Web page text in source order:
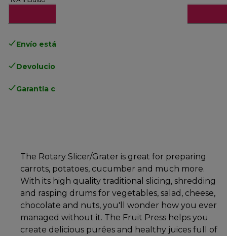
Envío estándar gratuito
Devoluciones gratuitas
Garantía completa
The Rotary Slicer/Grater is great for preparing
carrots, potatoes, cucumber and much more.
With its high quality traditional slicing, shredding
and rasping drums for vegetables, salad, cheese,
chocolate and nuts, you'll wonder how you ever
managed without it. The Fruit Press helps you
create delicious purées and healthy juices full of